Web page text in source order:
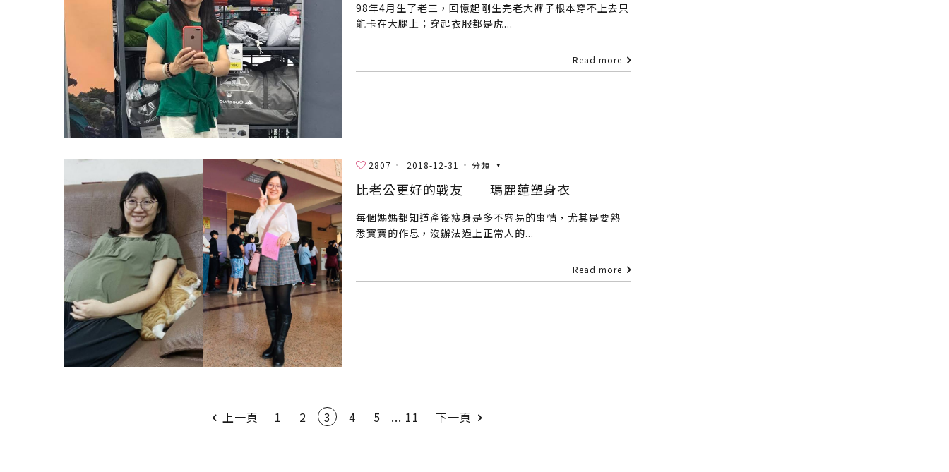
98年4月生了老三，回憶起剛生完老大褲子根本穿不上去只
能卡在大腿上；穿起衣服都是虎...
Read more
2807 2018-12-31 分類
比老公更好的戰友──瑪麗蓮塑身衣
每個媽媽都知道產後瘦身是多不容易的事情，尤其是要熟
悉寶寶的作息，沒辦法過上正常人的...
Read more
上一頁 1 2 3 4 5 ... 11 下一頁